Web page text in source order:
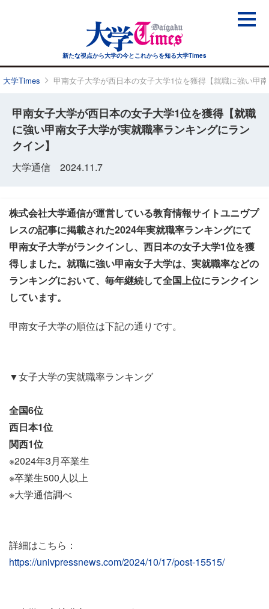
新たな視点から大学の今とこれからを知る大学Times
大学Times 甲南女子大学が西日本の女子大学1位を獲得【就職に強い甲
甲南女子大学が西日本の女子大学1位を獲得【就職
に強い甲南女子大学が実就職率ランキングにラン
クイン】
大学通信 2024.11.7
株式会社大学通信が運営している教育情報サイトユニヴプ
レスの記事に掲載された2024年実就職率ランキングにて
甲南女子大学がランクインし、西日本の女子大学1位を獲
得しました。就職に強い甲南女子大学は、実就職率などの
ランキングにおいて、毎年継続して全国上位にランクイン
しています。
甲南女子大学の順位は下記の通りです。
▼女子大学の実就職率ランキング
全国6位
西日本1位
関西1位
※2024年3月卒業生
※卒業生500人以上
※大学通信調べ
詳細はこちら：
https://univpressnews.com/2024/10/17/post-15515/